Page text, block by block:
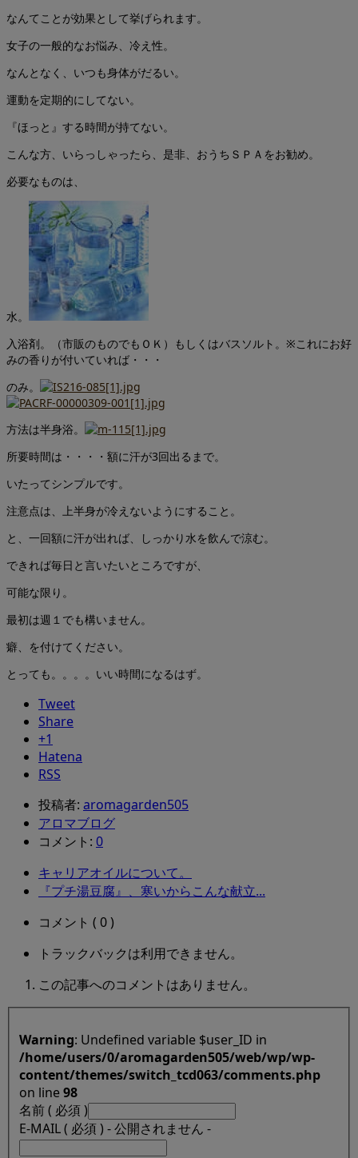
なんてことが効果として挙げられます。
女子の一般的なお悩み、冷え性。
なんとなく、いつも身体がだるい。
運動を定期的にしてない。
『ほっと』する時間が持てない。
こんな方、いらっしゃったら、是非、おうちＳＰＡをお勧め。
必要なものは、
水。
入浴剤。（市販のものでもＯＫ）もしくはバスソルト。※これにお好
みの香りが付いていれば・・・
のみ。
方法は半身浴。
所要時間は・・・・額に汗が3回出るまで。
いたってシンプルです。
注意点は、上半身が冷えないようにすること。
と、一回額に汗が出れば、しっかり水を飲んで涼む。
できれば毎日と言いたいところですが、
可能な限り。
最初は週１でも構いません。
癖、を付けてください。
とっても。。。。いい時間になるはず。
Tweet
Share
+1
Hatena
RSS
投稿者: aromagarden505
アロマブログ
コメント: 0
キャリアオイルについて。
『プチ湯豆腐』、寒いからこんな献立...
コメント ( 0 )
トラックバックは利用できません。
この記事へのコメントはありません。
Warning : Undefined variable $user_ID in
/home/users/0/aromagarden505/web/wp/wp-
content/themes/switch_tcd063/comments.php
on line98
名前 ( 必須 )
E-MAIL ( 必須 ) - 公開されません -